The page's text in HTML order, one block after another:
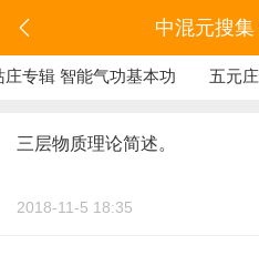
中混元搜
庄专辑 智能气功基本功 五元
三层物质理论简述。
2018-11-5 18:35